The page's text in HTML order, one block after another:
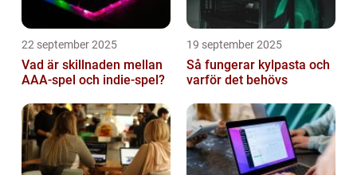
22 september 2025
Vad är skillnaden mellan
AAA-spel och indie-spel?
19 september 2025
Så fungerar kylpasta och
varför det behövs